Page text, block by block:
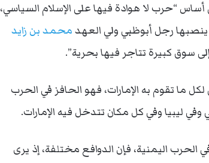
“حرب لا هوادة فيها على الإسلام السياسي،
ينصبها رجل أبوظبي ولي العهدمحمد بن زايد
سوق كبيرة تتاجر فيها بحرية”.
ما تقوم به الإمارات، فهو الحافز في الحرب
ليبيا وفي كل مكان تتدخل فيه الإمارات.
الحرب اليمنية، فإن الدوافع مختلفة، إذ يرى